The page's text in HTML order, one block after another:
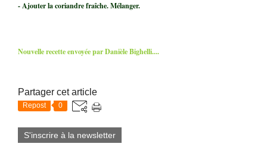
- Ajouter la coriandre fraîche. Mélanger.
Nouvelle recette envoyée par Danièle Bighelli....
Partager cet article
Repost 0
S'inscrire à la newsletter